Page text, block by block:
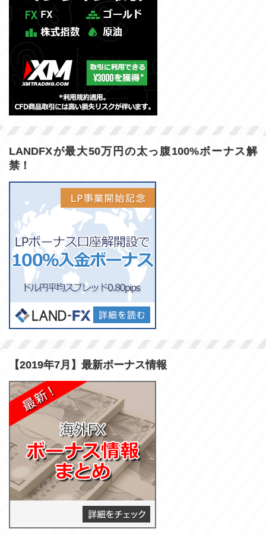
LANDFXが最大50万円の太っ腹100%ボーナス解
禁！
【2019年7月】最新ボーナス情報